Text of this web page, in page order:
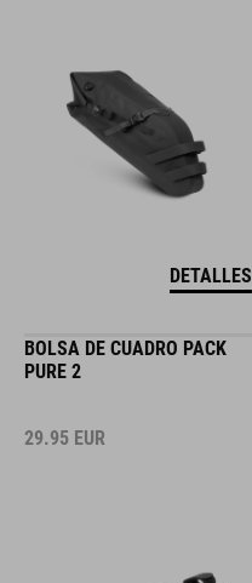
DETALLES
BOLSA DE CUADRO PACK
PURE 2
29.95 EUR